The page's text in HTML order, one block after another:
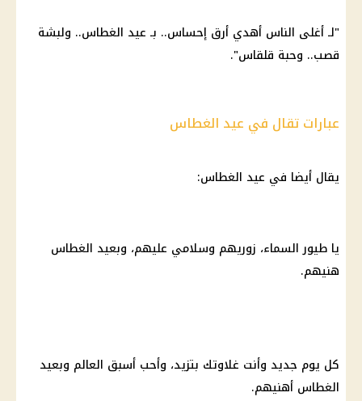
"لـ أغلى الناس أهدي أرق إحساس.. بـ عيد الغطاس.. ولبشة
قصب.. وحبة قلقاس".
عبارات تقال في عيد الغطاس
يقال أيضا في عيد الغطاس:
يا طيور السماء، زوريهم وسلامي عليهم، وبعيد الغطاس
هنيهم.
كل يوم جديد وأنت غلاوتك بتزيد، وأحب أسبق العالم وبعيد
الغطاس أهنيهم.